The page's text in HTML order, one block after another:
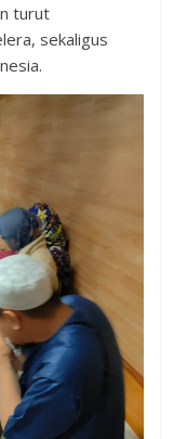
turut
sekaligus